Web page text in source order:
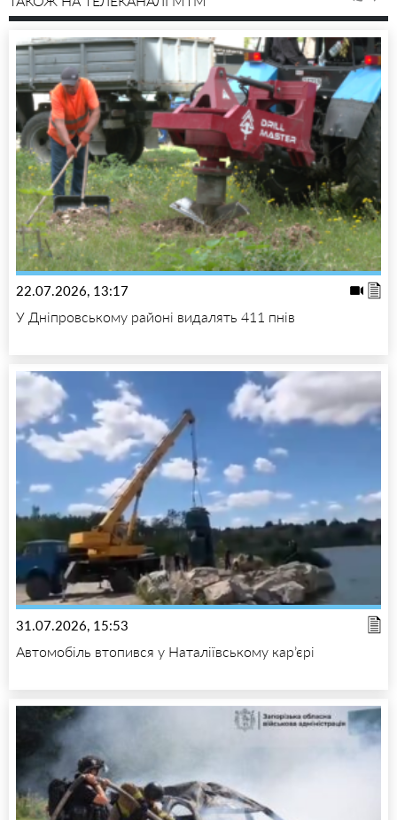
22.07.2026, 13:17
У Дніпровському районі видалять 411 пнів
31.07.2026, 15:53
Автомобіль втопився у Наталіївському кар’єрі